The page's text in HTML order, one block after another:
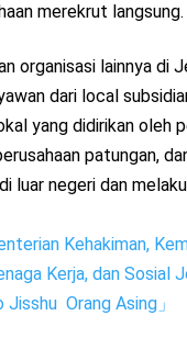
merekrut langsung.
organisasi lainnya di
dari local
yang didirikan oleh
patungan,
luar negeri dan
Kehakiman,
Kerja, dan Sosial
Jisshu Orang Asing」